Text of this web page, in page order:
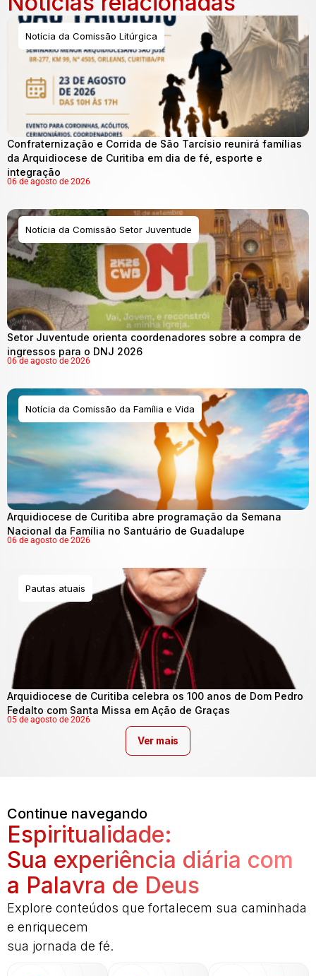
Notícia da Comissão Litúrgica
Confraternização e Corrida de São Tarcísio reunirá famílias
da Arquidiocese de Curitiba em dia de fé, esporte e
integração
06 de agosto de 2026
Notícia da Comissão Setor Juventude
Setor Juventude orienta coordenadores sobre a compra de
ingressos para o DNJ 2026
06 de agosto de 2026
Notícia da Comissão da Família e Vida
Arquidiocese de Curitiba abre programação da Semana
Nacional da Família no Santuário de Guadalupe
06 de agosto de 2026
Pautas atuais
Arquidiocese de Curitiba celebra os 100 anos de Dom Pedro
Fedalto com Santa Missa em Ação de Graças
05 de agosto de 2026
Ver mais
Continue navegando
Espiritualidade:
Sua experiência diária com
a Palavra de Deus
Explore conteúdos que fortalecem sua caminhada
e enriquecem
sua jornada de fé.